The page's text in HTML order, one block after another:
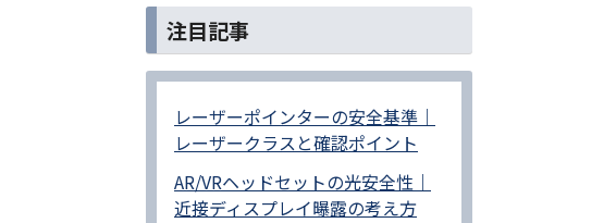
注目記事
レーザーポインターの安全基準｜
レーザークラスと確認ポイント
AR/VRヘッドセットの光安全性｜
近接ディスプレイ曝露の考え方